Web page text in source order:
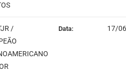
/
Data: 17/